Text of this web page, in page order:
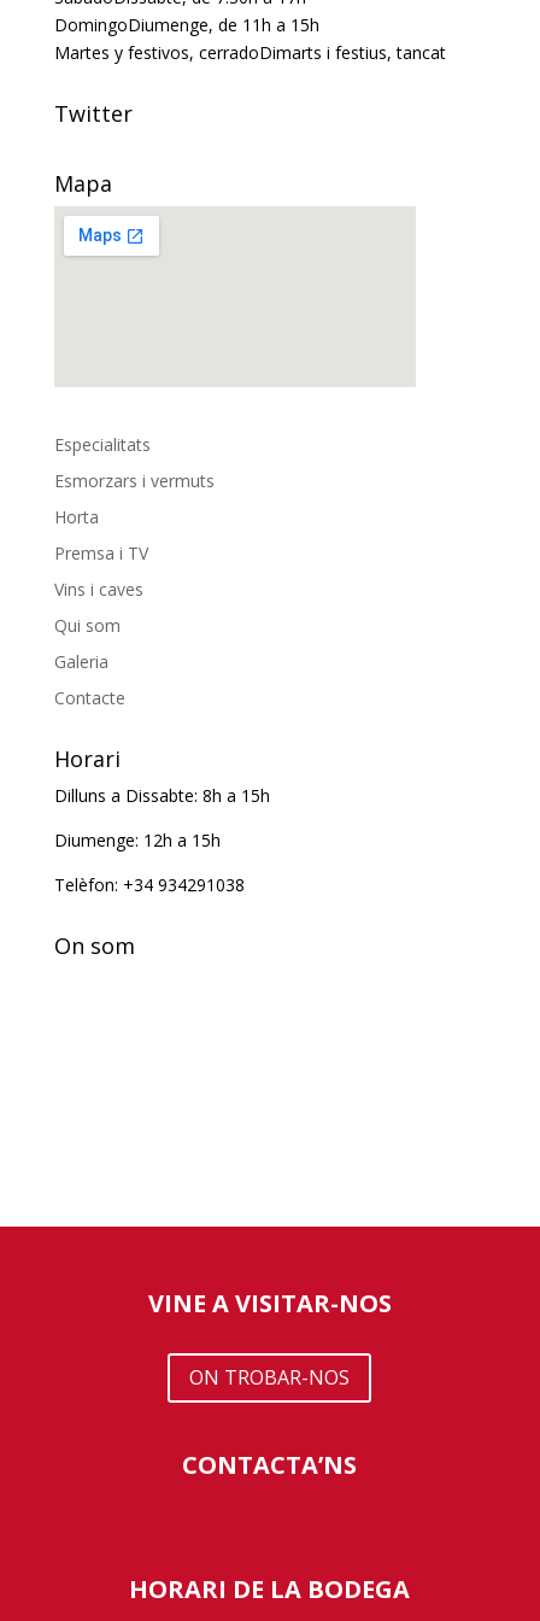
DomingoDiumenge, de 11h a 15h
Martes y festivos, cerradoDimarts i festius, tancat
Twitter
Mapa
Especialitats
Esmorzars i vermuts
Horta
Premsa i TV
Vins i caves
Qui som
Galeria
Contacte
Horari
Dilluns a Dissabte: 8h a 15h
Diumenge: 12h a 15h
Telèfon: +34 934291038
On som
VINE A VISITAR-NOS
ON TROBAR-NOS
CONTACTA’NS
HORARI DE LA BODEGA